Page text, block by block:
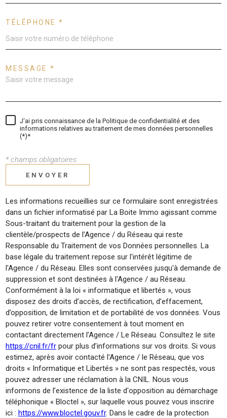
TÉLÉPHONE *
MESSAGE *
J'ai pris connaissance de la Politique de confidentialité et des
informations relatives au traitement de mes données personnelles
(*)*
* champs obligatoires
ENVOYER
Les informations recueillies sur ce formulaire sont enregistrées
dans un fichier informatisé par La Boite Immo agissant comme
Sous-traitant du traitement pour la gestion de la
clientèle/prospects de l'Agence / du Réseau qui reste
Responsable du Traitement de vos Données personnelles. La
base légale du traitement repose sur l'intérêt légitime de
l'Agence / du Réseau. Elles sont conservées jusqu'à demande de
suppression et sont destinées à l'Agence / au Réseau.
Conformément à la loi « informatique et libertés », vous
disposez des droits d’accès, de rectification, d’effacement,
d’opposition, de limitation et de portabilité de vos données. Vous
pouvez retirer votre consentement à tout moment en
contactant directement l’Agence / Le Réseau. Consultez le site
https://cnil.fr/fr pour plus d’informations sur vos droits. Si vous
estimez, après avoir contacté l'Agence / le Réseau, que vos
droits « Informatique et Libertés » ne sont pas respectés, vous
pouvez adresser une réclamation à la CNIL. Nous vous
informons de l’existence de la liste d'opposition au démarchage
téléphonique « Bloctel », sur laquelle vous pouvez vous inscrire
ici : https://www.bloctel.gouv.fr. Dans le cadre de la protection